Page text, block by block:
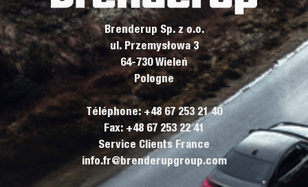
Brenderup Sp. z o.o.
ul. Przemysłowa 3
64-730 Wieleń
Pologne
Téléphone: +48 67 253 21 40
Fax: +48 67 253 22 41
Service Clients France
info.fr@brenderupgroup.com